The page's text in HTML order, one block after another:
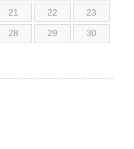
21 22 23
28 29 30